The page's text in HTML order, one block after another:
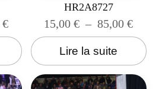
€
HR2A8727
15,00€ – 85,00€
Lire la suite